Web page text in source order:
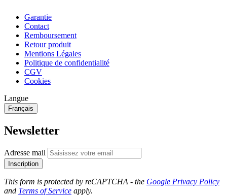
Garantie
Contact
Remboursement
Retour produit
Mentions Légales
Politique de confidentialité
CGV
Cookies
Langue
Français
Newsletter
Adresse mail
Inscription
This form is protected by reCAPTCHA - the Google Privacy Policy
and Terms of Service apply.